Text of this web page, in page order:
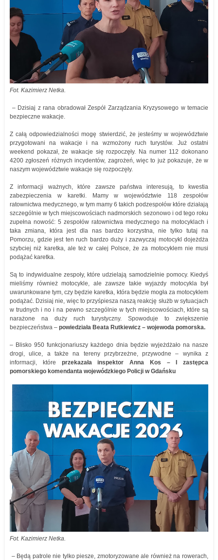
Fot. Kazimierz Netka.
– Dzisiaj z rana obradował Zespół Zarządzania Kryzysowego w temacie
bezpieczne wakacje.
Z całą odpowiedzialności mogę stwierdzić, że jesteśmy w województwie
przygotowani na wakacje i na wzmożony ruch turystów. Już ostatni
weekend pokazał, że wakacje się rozpoczęły. Na numer 112 dokonano
4200 zgłoszeń różnych incydentów, zagrożeń, więc to już pokazuje, że w
naszym województwie wakacje się rozpoczęły.
Z informacji ważnych, które zawsze państwa interesują, to kwestia
zabezpieczenia w karetki. Mamy w województwie 118 zespołów
ratownictwa medycznego, w tym mamy 6 takich podzespołów które działają
szczególnie w tych miejscowościach nadmorskich sezonowo i od tego roku
zupełna nowość: 5 zespołów ratownictwa medycznego na motocyklach i
taka zmiana, która jest dla nas bardzo korzystna, nie tylko tutaj na
Pomorzu, gdzie jest ten ruch bardzo duży i zazwyczaj motocykl dojeżdża
szybciej niż karetka, ale też w całej Polsce, że za motocyklem nie musi
podążać karetka.
Są to indywidualne zespoły, które udzielają samodzielnie pomocy. Kiedyś
mieliśmy również motocykle, ale zawsze takie wyjazdy motocykla był
uwarunkowane tym, czy będzie karetka, która będzie mogła za motocyklem
podążać. Dzisiaj nie, więc to przyśpiesza naszą reakcję służb w sytuacjach
w trudnych i no i na pewno szczególnie w tych miejscowościach, które są
narażone na duży ruch turystyczny. Spowoduje to zwiększenie
bezpieczeństwa – powiedziała Beata Rutkiewicz – wojewoda pomorska.
– Blisko 950 funkcjonariuszy każdego dnia będzie wyjeżdżało na nasze
drogi, ulice, a także na tereny przybrzeżne, przywodne – wynika z
informacji, które przekazała inspektor Anna Kos – I zastępca
pomorskiego komendanta wojewódzkiego Policji w Gdańsku
Fot. Kazimierz Netka.
– Będą patrole nie tylko piesze, zmotoryzowane ale również na rowerach,